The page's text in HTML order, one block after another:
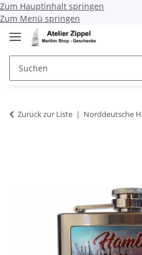
Zum Hauptinhalt springen
Zum Menü springen
Zurück zur Liste Norddeutsche